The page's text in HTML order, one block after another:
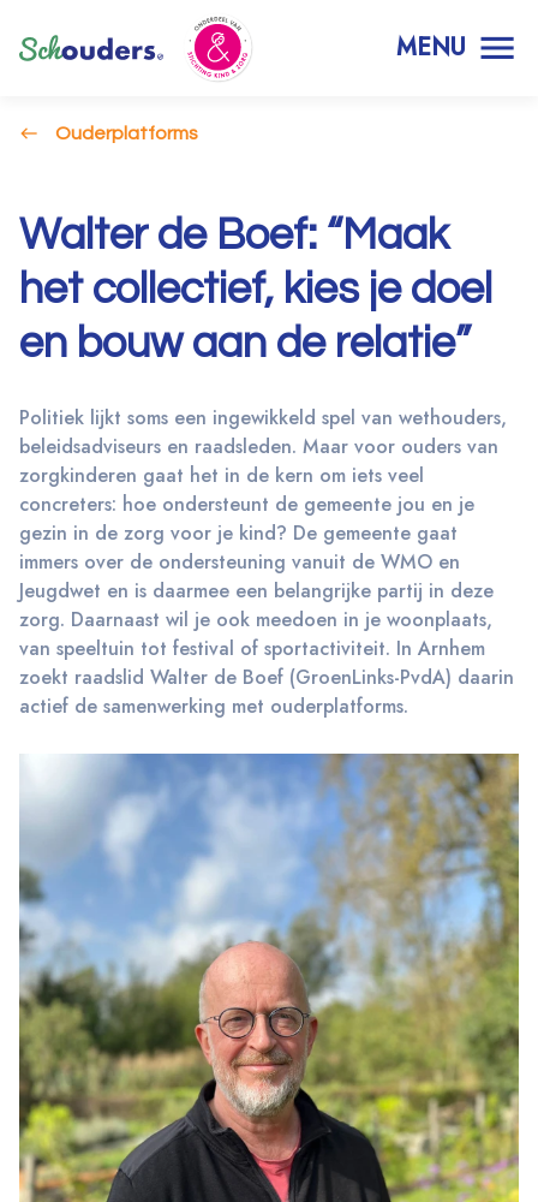
MENU
Ouderplatforms
Walter de Boef: “Maak
het collectief, kies je doel
en bouw aan de relatie”
Politiek lijkt soms een ingewikkeld spel van wethouders,
beleidsadviseurs en raadsleden. Maar voor ouders van
zorgkinderen gaat het in de kern om iets veel
concreters: hoe ondersteunt de gemeente jou en je
gezin in de zorg voor je kind? De gemeente gaat
immers over de ondersteuning vanuit de WMO en
Jeugdwet en is daarmee een belangrijke partij in deze
zorg. Daarnaast wil je ook meedoen in je woonplaats,
van speeltuin tot festival of sportactiviteit. In Arnhem
zoekt raadslid Walter de Boef (GroenLinks-PvdA) daarin
actief de samenwerking met ouderplatforms.